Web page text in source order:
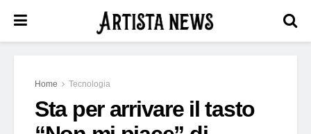
Home Tecnologia
Sta per arrivare il tasto